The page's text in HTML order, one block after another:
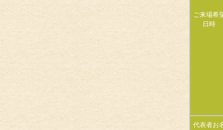
ご来場希
日時
代表者お